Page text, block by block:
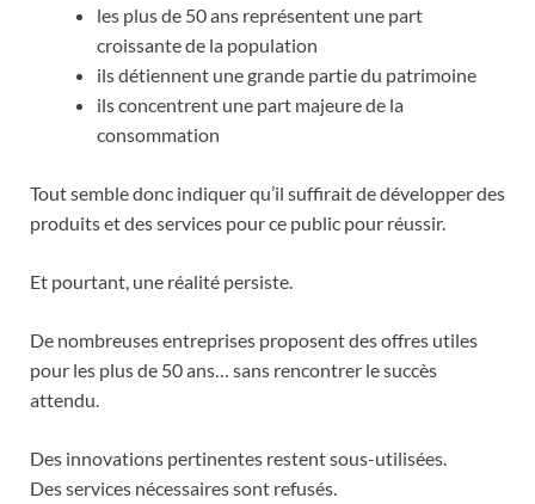
les plus de 50 ans représentent une part
croissante de la population
ils détiennent une grande partie du patrimoine
ils concentrent une part majeure de la
consommation
Tout semble donc indiquer qu’il suffirait de développer des
produits et des services pour ce public pour réussir.
Et pourtant, une réalité persiste.
De nombreuses entreprises proposent des offres utiles
pour les plus de 50 ans… sans rencontrer le succès
attendu.
Des innovations pertinentes restent sous-utilisées.
Des services nécessaires sont refusés.